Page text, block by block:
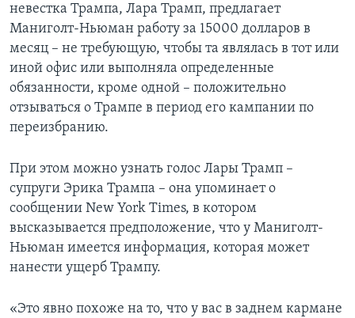
невестка Трампа, Лара Трамп, предлагает
Маниголт-Ньюман работу за 15000 долларов в
месяц – не требующую, чтобы та являлась в тот или
иной офис или выполняла определенные
обязанности, кроме одной – положительно
отзываться о Трампе в период его кампании по
переизбранию.
При этом можно узнать голос Лары Трамп –
супруги Эрика Трампа – она упоминает о
сообщении New York Times, в котором
высказывается предположение, что у Маниголт-
Ньюман имеется информация, которая может
нанести ущерб Трампу.
«Это явно похоже на то, что у вас в заднем кармане